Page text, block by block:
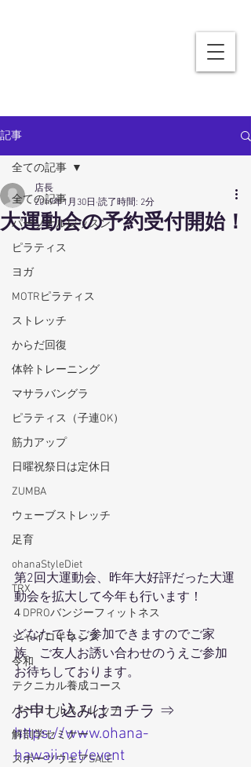
記事
全ての記事
パーソナルレッスン
ピラティス
ヨガ
MOTRピラティス
ストレッチ
からだ回復
体幹トレーニング
マサラバングラ
ピラティス（子連OK）
筋力アップ
日曜祝祭日は定休日
ZUMBA
ウェーブストレッチ
足育
ohanaStyleDiet
TRX
４DPROバンジーフィットネス
ジャイロキネシス
令和
テクニカル養成コース
パーソナルストレッチ
解剖学セミナー
スポーツウェアSALE
全ての記事
大運動会の予約受付開始！
店長
2019年1月30日 読了時間: 2分
第2回大運動会、昨年大好評だった大運
動会を拡大して今年も行います！
どなたでもご参加できますのでご家
族、ご友人お誘い合わせのうえご参加
お待ちしております。
お申し込みはコチラ ⇒
https://www.ohana-
hawaii.net/event